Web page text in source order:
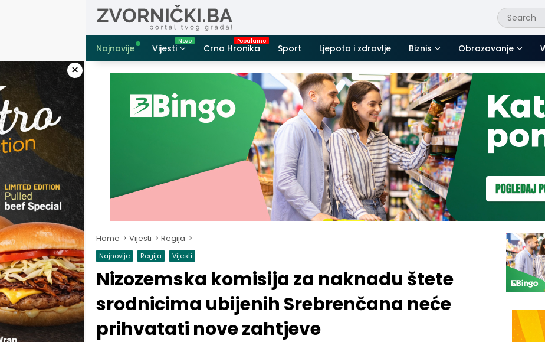
Najnovije
Vijesti Crna Hronika Sport Ljepota i zdravlje Biznis Obrazovanje
×
Home Vijesti Regija
Najnovije Regija Vijesti
Nizozemska komisija za naknadu štete
srodnicima ubijenih Srebrenčana neće
prihvatati nove zahtjeve